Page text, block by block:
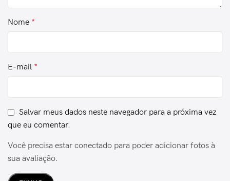
Nome *
E-mail *
Salvar meus dados neste navegador para a próxima vez
que eu comentar.
Você precisa estar conectado para poder adicionar fotos à
sua avaliação.